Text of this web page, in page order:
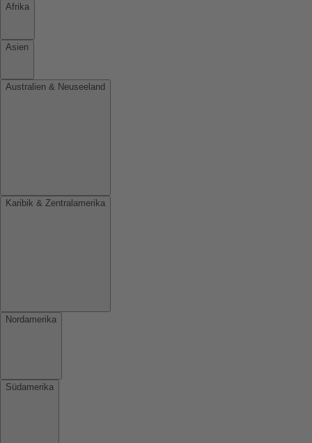
Afrika
Asien
Australien & Neuseeland
Karibik & Zentralamerika
Nordamerika
Südamerika